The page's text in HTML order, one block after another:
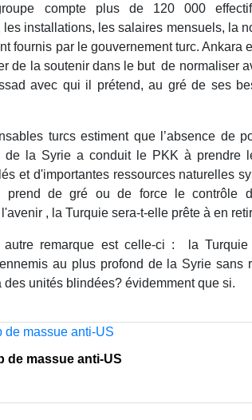
compte plus de 120 000
les installations, les salaires mensuels, la
fournis par le gouvernement turc. Ankara
de la soutenir dans le but de normaliser
avec qui il prétend, au gré de ses
turcs estiment que l’absence de
de la Syrie a conduit le PKK à prendre
et d'importantes ressources naturelles
de gré ou de force le contrôle
, la Turquie sera-t-elle prête à en
remarque est celle-ci : la Turquie
au plus profond de la Syrie sans
des unités blindées? évidemment que si.
de massue anti-US